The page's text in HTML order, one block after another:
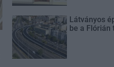
Látványos
be a